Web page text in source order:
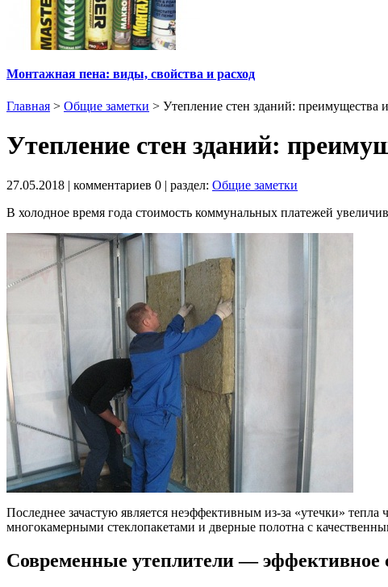
Монтажная пена: виды, свойства и расход
Главная > Общие заметки > Утепление стен зданий: преимущества
Утепление стен зданий:
27.05.2018 | комментариев 0 | раздел: Общие заметки
В холодное время года стоимость коммунальных платежей
Последнее зачастую является неэффективным из-за «утечки»
многокамерными стеклопакетами и дверные полотна с
Современные утеплители — эффективное